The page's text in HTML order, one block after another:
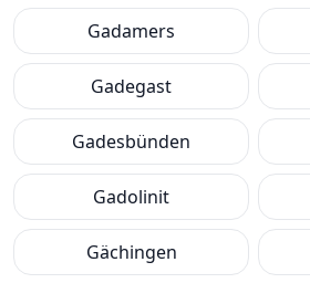
Gadamers
Gadegast
Gadesbünden
Gadolinit
Gächingen